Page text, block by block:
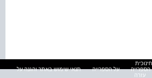
הספרייה על הספרייה
תנאי שימוש באתר והגנה על
עזרה